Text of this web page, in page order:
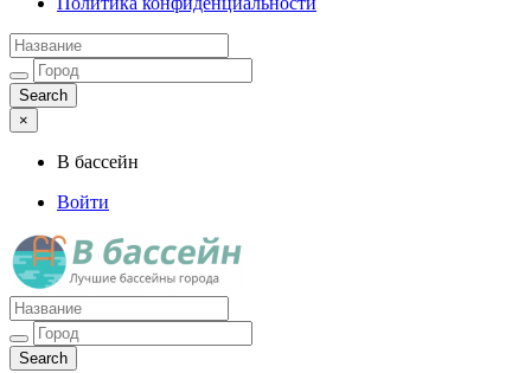
×
В бассейн
Войти
Лучшие бассейны города